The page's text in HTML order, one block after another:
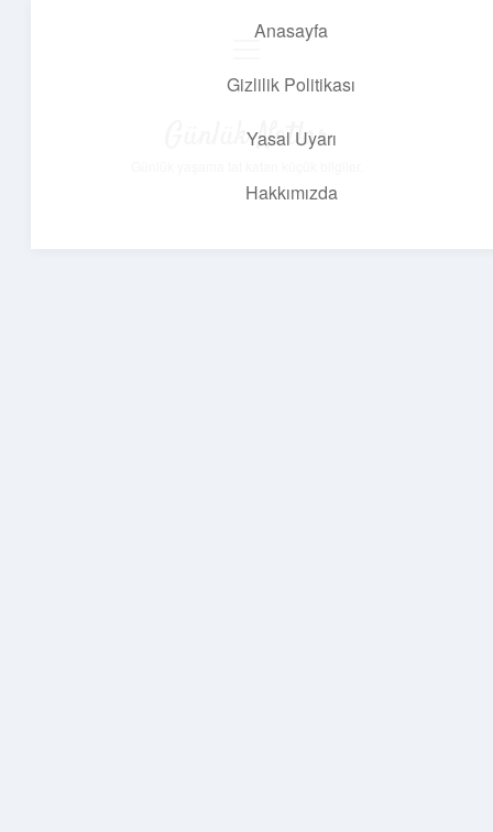
Anasayfa
Gizlilik Politikası
Yasal Uyarı
Hakkımızda
Günlük Notlar